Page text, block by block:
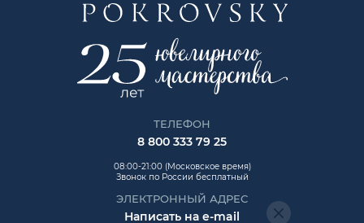
ТЕЛЕФОН
8 800 333 79 25
08:00-21:00 (Московское время)
Звонок по России бесплатный
ЭЛЕКТРОННЫЙ АДРЕС
Написать на e-mail